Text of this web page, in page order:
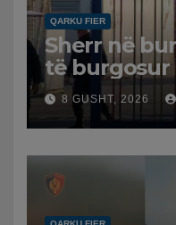
QARKU FIER
Sherr në
të
spital
8 GUSHT, 2026